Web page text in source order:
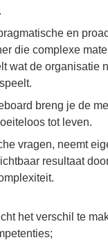
en
die complexe
wat de organisatie
breng je de
tot leven.
vragen, neemt
resultaat
het verschil te